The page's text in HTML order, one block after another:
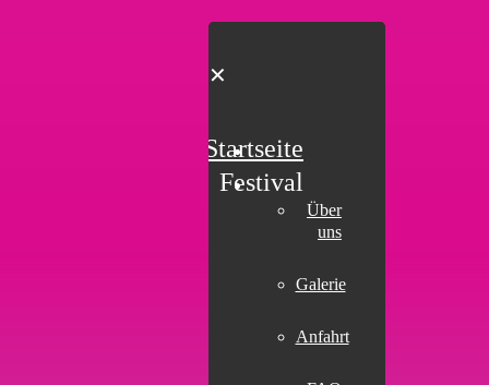
✕
Startseite
Festival
Über
uns
Galerie
Anfahrt